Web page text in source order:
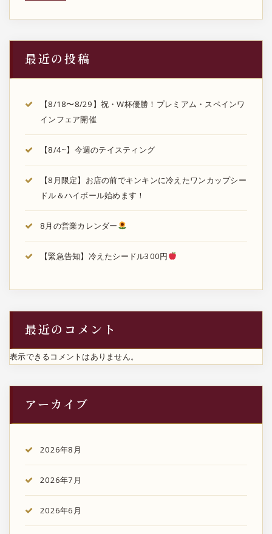
最近の投稿
【8/18〜8/29】祝・W杯優勝！プレミアム・スペインワ
インフェア開催
【8/4~】今週のテイスティング
【8月限定】お店の前でキンキンに冷えたワンカップシー
ドル＆ハイボール始めます！
8月の営業カレンダー
【緊急告知】冷えたシードル300円
最近のコメント
表示できるコメントはありません。
アーカイブ
2026年8月
2026年7月
2026年6月